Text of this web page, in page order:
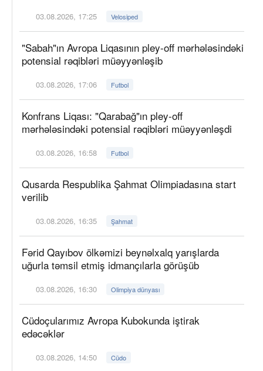
03.08.2026, 17:25 Velosiped
"Sabah"ın Avropa Liqasının pley-off mərhələsindəki
potensial rəqibləri müəyyənləşib
03.08.2026, 17:06 Futbol
Konfrans Liqası: "Qarabağ"ın pley-off
mərhələsindəki potensial rəqibləri müəyyənləşdi
03.08.2026, 16:58 Futbol
Qusarda Respublika Şahmat Olimpiadasına start
verilib
03.08.2026, 16:35 Şahmat
Fərid Qayıbov ölkəmizi beynəlxalq yarışlarda
uğurla təmsil etmiş idmançılarla görüşüb
03.08.2026, 16:30 Olimpiya dünyası
Cüdoçularımız Avropa Kubokunda iştirak
edəcəklər
03.08.2026, 14:50 Cüdo